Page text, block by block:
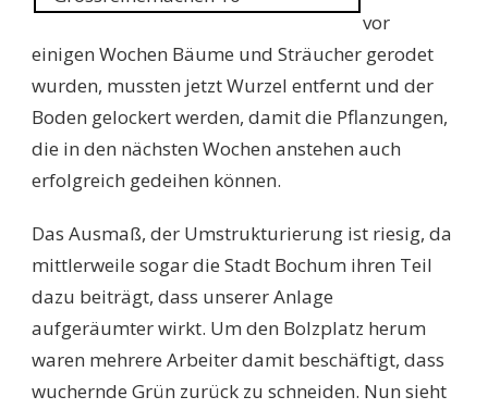
vor
einigen Wochen Bäume und Sträucher gerodet
wurden, mussten jetzt Wurzel entfernt und der
Boden gelockert werden, damit die Pflanzungen,
die in den nächsten Wochen anstehen auch
erfolgreich gedeihen können.
Das Ausmaß, der Umstrukturierung ist riesig, da
mittlerweile sogar die Stadt Bochum ihren Teil
dazu beiträgt, dass unserer Anlage
aufgeräumter wirkt. Um den Bolzplatz herum
waren mehrere Arbeiter damit beschäftigt, dass
wuchernde Grün zurück zu schneiden. Nun sieht